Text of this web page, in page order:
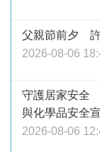
父親節前夕 許
2026-08-06
守護居家安全
與化學品安全
2026-08-06